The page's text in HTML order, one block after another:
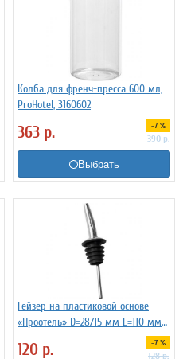
Колба для френч-пресса 600 мл,
ProHotel, 3160602
363 р. -7 %
390р.
Выбрать
Гейзер на пластиковой основе
«Проотель» D=28/15 мм L=110 мм
120 р. -7 %
128р.